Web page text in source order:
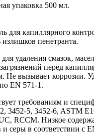
упаковка 500 мл.
для капиллярного
излишков пенетранта.
удаления смазок,
перед
Не вызывает коррозии.
EN 571-1.
требованиям и
3452-5, 3452-6, ASTM
RCCM. Низкое
и серы в соответствии с